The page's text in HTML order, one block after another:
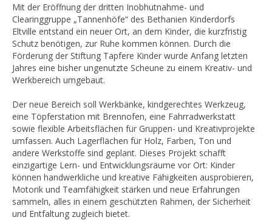
Mit der Eröffnung der dritten Inobhutnahme- und
Clearinggruppe „Tannenhöfe“ des Bethanien Kinderdorfs
Eltville entstand ein neuer Ort, an dem Kinder, die kurzfristig
Schutz benötigen, zur Ruhe kommen können. Durch die
Förderung der Stiftung Tapfere Kinder wurde Anfang letzten
Jahres eine bisher ungenutzte Scheune zu einem Kreativ- und
Werkbereich umgebaut.
Der neue Bereich soll Werkbänke, kindgerechtes Werkzeug,
eine Töpferstation mit Brennofen, eine Fahrradwerkstatt
sowie flexible Arbeitsflächen für Gruppen- und Kreativprojekte
umfassen. Auch Lagerflächen für Holz, Farben, Ton und
andere Werkstoffe sind geplant. Dieses Projekt schafft
einzigartige Lern- und Entwicklungsräume vor Ort: Kinder
können handwerkliche und kreative Fähigkeiten ausprobieren,
Motorik und Teamfähigkeit stärken und neue Erfahrungen
sammeln, alles in einem geschützten Rahmen, der Sicherheit
und Entfaltung zugleich bietet.